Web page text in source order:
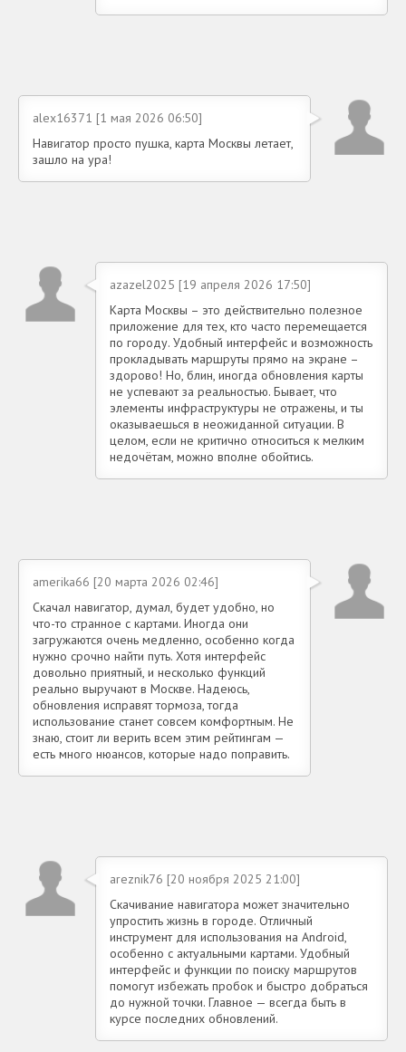
alex16371 [1 мая 2026 06:50]
Навигатор просто пушка, карта Москвы летает,
зашло на ура!
azazel2025 [19 апреля 2026 17:50]
Карта Москвы – это действительно полезное
приложение для тех, кто часто перемещается
по городу. Удобный интерфейс и возможность
прокладывать маршруты прямо на экране –
здорово! Но, блин, иногда обновления карты
не успевают за реальностью. Бывает, что
элементы инфраструктуры не отражены, и ты
оказываешься в неожиданной ситуации. В
целом, если не критично относиться к мелким
недочётам, можно вполне обойтись.
amerika66 [20 марта 2026 02:46]
Скачал навигатор, думал, будет удобно, но
что-то странное с картами. Иногда они
загружаются очень медленно, особенно когда
нужно срочно найти путь. Хотя интерфейс
довольно приятный, и несколько функций
реально выручают в Москве. Надеюсь,
обновления исправят тормоза, тогда
использование станет совсем комфортным. Не
знаю, стоит ли верить всем этим рейтингам —
есть много нюансов, которые надо поправить.
areznik76 [20 ноября 2025 21:00]
Скачивание навигатора может значительно
упростить жизнь в городе. Отличный
инструмент для использования на Android,
особенно с актуальными картами. Удобный
интерфейс и функции по поиску маршрутов
помогут избежать пробок и быстро добраться
до нужной точки. Главное — всегда быть в
курсе последних обновлений.